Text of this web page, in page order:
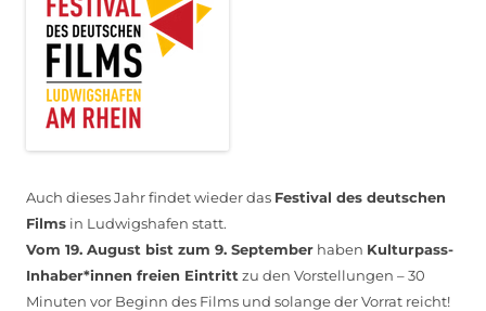
Auch dieses Jahr findet wieder das Festival des deutschen
Films in Ludwigshafen statt.
Vom 19. August bist zum 9. September haben Kulturpass-
Inhaber*innen freien Eintritt zu den Vorstellungen – 30
Minuten vor Beginn des Films und solange der Vorrat reicht!